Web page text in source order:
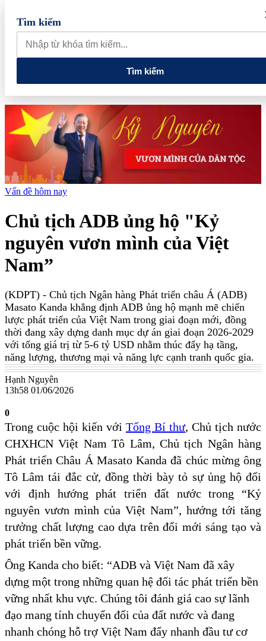
Gia đình Chủ tịch DIC Corp tiếp tục bị bán giải chấp hơn 8 triệu cổ
phiếu, doanh nghiệp mới hoàn thành khoảng 1/4 kế hoạch năm
Giá vàng sáng nay (7/8): Vàng SJC quay đầu giảm sâu
các cơ chế, chính sách đặc thù để thúc đẩy phát triển khu kinh tế đặc
Tìm kiếm
Tìm kiếm
Vấn đề hôm nay
Chủ tịch ADB ủng hộ "Kỷ
nguyên vươn mình của Việt
Nam”
(KDPT) - Chủ tịch Ngân hàng Phát triển châu Á (ADB)
Masato Kanda khẳng định ADB ủng hộ mạnh mẽ chiến
lược phát triển của Việt Nam trong giai đoạn mới, đồng
thời đang xây dựng danh mục dự án giai đoạn 2026-2029
với tổng giá trị từ 5-6 tỷ USD nhằm thúc đẩy hạ tầng,
năng lượng, thương mại và năng lực cạnh tranh quốc gia.
Hạnh Nguyên
13h58 01/06/2026
0
Trong cuộc hội kiến với Tổng Bí thư, Chủ tịch nước
CHXHCN Việt Nam Tô Lâm, Chủ tịch Ngân hàng
Phát triển Châu Á Masato Kanda đã chúc mừng ông
Tô Lâm tái đắc cử, đồng thời bày tỏ sự ủng hộ đối
với định hướng phát triển đất nước trong “Kỷ
nguyên vươn mình của Việt Nam”, hướng tới tăng
trưởng chất lượng cao dựa trên đổi mới sáng tạo và
phát triển bền vững.
Ông Kanda cho biết: “ADB và Việt Nam đã xây
dựng một trong những quan hệ đối tác phát triển bền
vững nhất khu vực. Chúng tôi đánh giá cao sự lãnh
đạo mang tính chuyển đổi của đất nước và đang
nhanh chóng hỗ trợ Việt Nam đẩy nhanh đầu tư cơ